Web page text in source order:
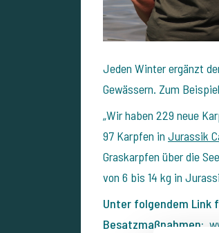
Jeden Winter ergänzt
Gewässern. Zum
„Wir haben 229 neue
97 Karpfen in Jurassik
Graskarpfen über die
von 6 bis 14 kg in
Unter folgendem Link
Besatzmaßnahmen: